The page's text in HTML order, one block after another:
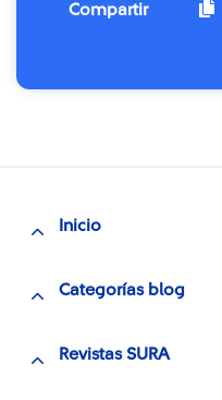
Compartir
Inicio
Categorías blog
Revistas SURA